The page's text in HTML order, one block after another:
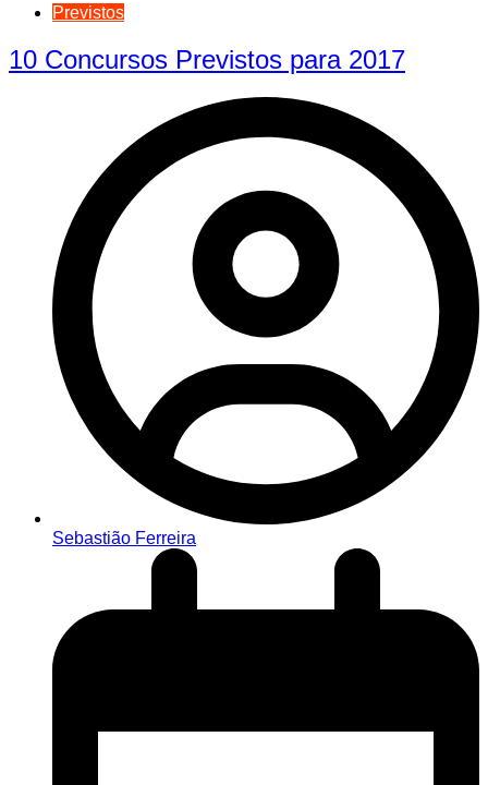
Previstos
10 Concursos Previstos para 2017
Sebastião Ferreira